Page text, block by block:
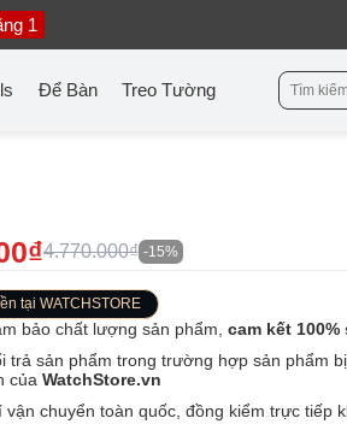
1
Để Bàn Treo Tường
Tìm
kiếm:
4.770.000₫ -15%
tại WATCHSTORE
bảo chất lượng sản phẩm, cam kết
trả sản phẩm trong trường hợp sản phẩm
của WatchStore.vn
vận chuyển toàn quốc, đồng kiểm trực tiếp